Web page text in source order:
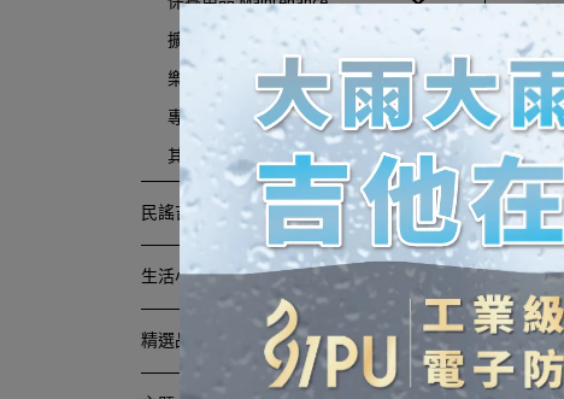
擴音設備 & 配件 Amp
樂器架 & 譜架 Stand
專業設備 device
其他 Other
民謠吉他 Acoustic Guitar
生活小物 Lifestyle
精選品牌 Feature Brands
【
磷青